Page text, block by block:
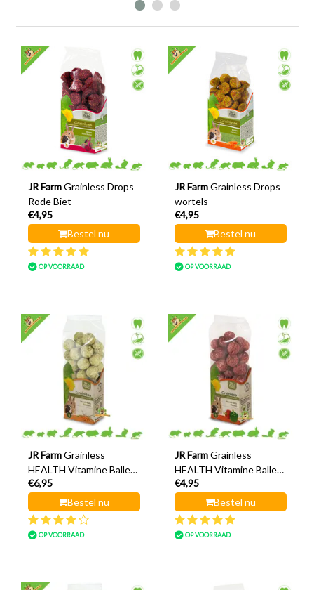
JR Farm Grainless Drops
Rode Biet
€4,95
Bestel nu
OP VOORRAAD
JR Farm Grainless Drops
wortels
€4,95
Bestel nu
OP VOORRAAD
JR Farm Grainless
HEALTH Vitamine Ballen
Duindoorn 150 gram
€6,95
Bestel nu
OP VOORRAAD
JR Farm Grainless
HEALTH Vitamine Ballen
Paprika 150 gram
€4,95
Bestel nu
OP VOORRAAD